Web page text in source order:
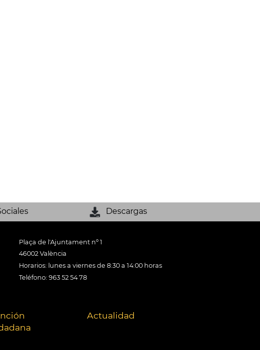
Descargas
Plaça de l'Ajuntament nº 1
46002 València
Horarios: lunes a viernes de 8:30 a 14:00 horas
Teléfono: 963 52 54 78
Actualidad